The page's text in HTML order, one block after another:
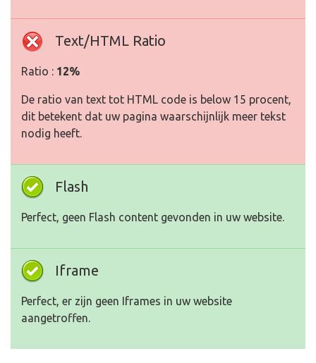
Text/HTML Ratio
Ratio : 12%
De ratio van text tot HTML code is below 15 procent,
dit betekent dat uw pagina waarschijnlijk meer tekst
nodig heeft.
Flash
Perfect, geen Flash content gevonden in uw website.
Iframe
Perfect, er zijn geen Iframes in uw website
aangetroffen.